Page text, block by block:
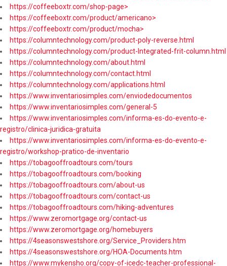
https://coffeeboxtr.com/shop-page>
https://coffeeboxtr.com/product/americano>
https://coffeeboxtr.com/product/mocha>
https://columntechnology.com/product-poly-reverse.html
https://columntechnology.com/product-Integrated-frit-column.html
https://columntechnology.com/about.html
https://columntechnology.com/contact.html
https://columntechnology.com/applications.html
https://www.inventariosimples.com/enviodedocumentos
https://www.inventariosimples.com/general-5
https://www.inventariosimples.com/informa-es-do-evento-e-
registro/clinica-juridica-gratuita
https://www.inventariosimples.com/informa-es-do-evento-e-
registro/workshop-pratico-de-inventario
https://tobagooffroadtours.com/tours
https://tobagooffroadtours.com/booking
https://tobagooffroadtours.com/about-us
https://tobagooffroadtours.com/contact-us
https://tobagooffroadtours.com/hiking-adventures
https://www.zeromortgage.org/contact-us
https://www.zeromortgage.org/homebuyers
https://4seasonswestshore.org/Service_Providers.htm
https://4seasonswestshore.org/HOA-Documents.htm
https://www.mykensho.org/copy-of-icedc-teacher-professional-